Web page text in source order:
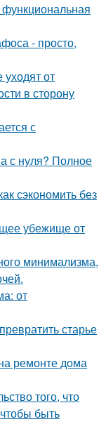
- просто,
от
в сторону
с
с нуля? Полное
сэкономить без
убежище от
минимализма,
от
старье
ремонте дома
того, что
быть